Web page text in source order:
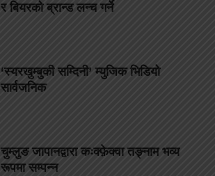
र बियरको ब्रान्ड लन्च गर्ने
‘स्यरखुम्बुकी सम्दिनी’ म्युजिक भिडियो
सार्वजनिक
चुम्लुङ जापानद्वारा कःक्फ़ेक्वा तङ्नाम भव्य
रूपमा सम्पन्न